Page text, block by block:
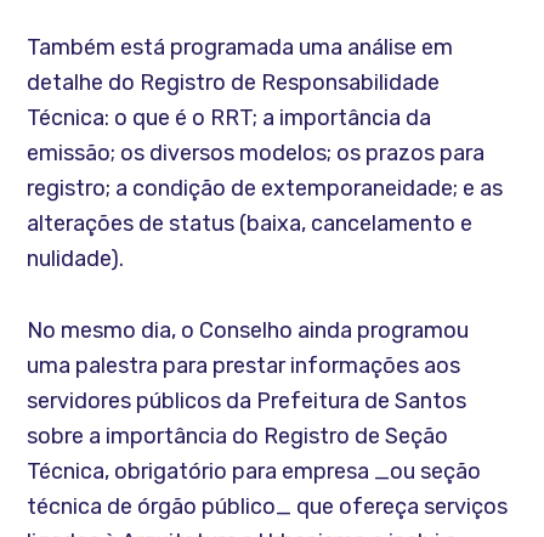
Também está programada uma análise em
detalhe do Registro de Responsabilidade
Técnica: o que é o RRT; a importância da
emissão; os diversos modelos; os prazos para
registro; a condição de extemporaneidade; e as
alterações de status (baixa, cancelamento e
nulidade).
No mesmo dia, o Conselho ainda programou
uma palestra para prestar informações aos
servidores públicos da Prefeitura de Santos
sobre a importância do Registro de Seção
Técnica, obrigatório para empresa _ou seção
técnica de órgão público_ que ofereça serviços